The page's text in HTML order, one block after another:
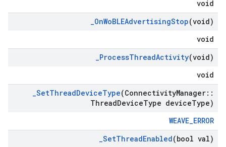
void
_OnWoBLEAdvertisingStop(void)
void
_ProcessThreadActivity(void)
void
_SetThreadDeviceType(ConnectivityManager::
ThreadDeviceType deviceType)
WEAVE_ERROR
_SetThreadEnabled(bool val)